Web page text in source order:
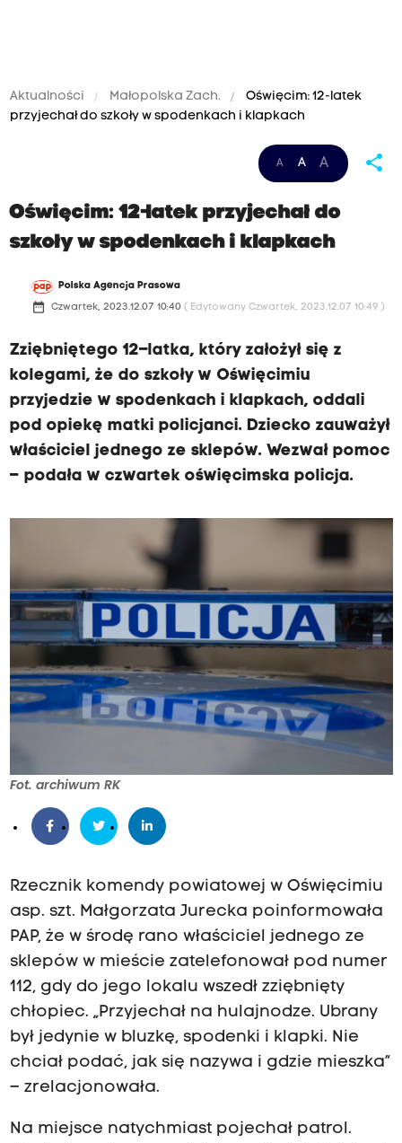
Aktualności Małopolska Zach.
Oświęcim: 12-latek
przyjechał do szkoły w spodenkach i klapkach
A A A share
Oświęcim: 12-latek przyjechał do
szkoły w spodenkach i klapkach
Polska Agencja Prasowa
date_range Czwartek, 2023.12.07 10:40 ( Edytowany Czwartek, 2023.12.07 10:49 )
Zziębniętego 12–latka, który założył się z
kolegami, że do szkoły w Oświęcimiu
przyjedzie w spodenkach i klapkach, oddali
pod opiekę matki policjanci. Dziecko zauważył
właściciel jednego ze sklepów. Wezwał pomoc
– podała w czwartek oświęcimska policja.
Fot. archiwum RK
Rzecznik komendy powiatowej w Oświęcimiu
asp. szt. Małgorzata Jurecka poinformowała
PAP, że w środę rano właściciel jednego ze
sklepów w mieście zatelefonował pod numer
112, gdy do jego lokalu wszedł zziębnięty
chłopiec. „Przyjechał na hulajnodze. Ubrany
był jedynie w bluzkę, spodenki i klapki. Nie
chciał podać, jak się nazywa i gdzie mieszka”
– zrelacjonowała.
Na miejsce natychmiast pojechał patrol.